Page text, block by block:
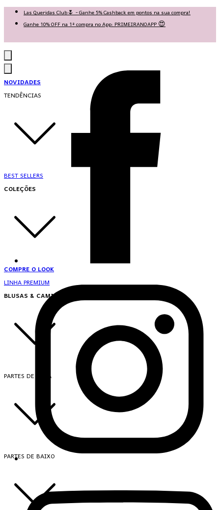
Las Queridas Club🌷 - Ganhe 5% Cashback em pontos na sua compra!
Ganhe 10% OFF na 1ª compra no App: PRIMEIRANOAPP 😍
NOVIDADES
TENDÊNCIAS
BEST SELLERS
COLEÇÕES
COMPRE O LOOK
LINHA PREMIUM
BLUSAS & CAMISAS
PARTES DE CIMA
PARTES DE BAIXO